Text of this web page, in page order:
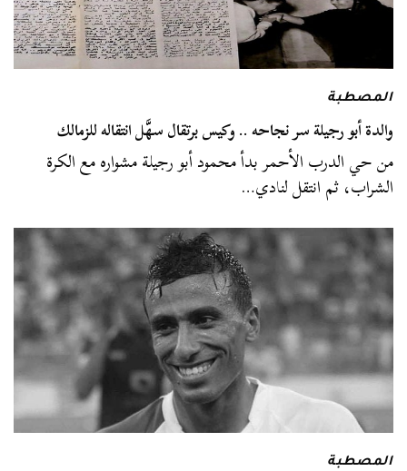
المصطبة
والدة أبو رجيلة سر نجاحه .. وكيس برتقال سهَّل انتقاله للزمالك
من حي الدرب الأحمر بدأ محمود أبو رجيلة مشواره مع الكرة
الشراب، ثم انتقل لنادي…
المصطبة